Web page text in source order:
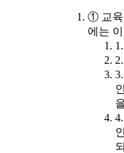
① 교육
에는